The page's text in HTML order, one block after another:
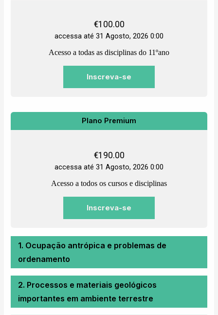
€100.00
accessa até 31 Agosto, 2026 0:00
Acesso a todas as disciplinas do 11ºano
Inscreva-se
Plano Premium
€190.00
accessa até 31 Agosto, 2026 0:00
Acesso a todos os cursos e disciplinas
Inscreva-se
1. Ocupação antrópica e problemas de
ordenamento
2. Processos e materiais geológicos
importantes em ambiente terrestre